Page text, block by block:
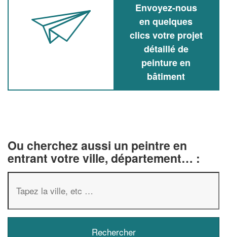
Envoyez-nous
en quelques
clics votre projet
détaillé de
peinture en
bâtiment
Ou cherchez aussi un peintre en
entrant votre ville, département… :